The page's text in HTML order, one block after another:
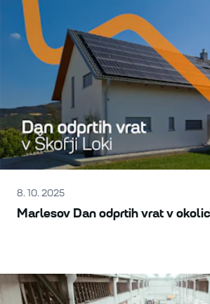
8. 10. 2025
Marlesov Dan odprtih vrat v